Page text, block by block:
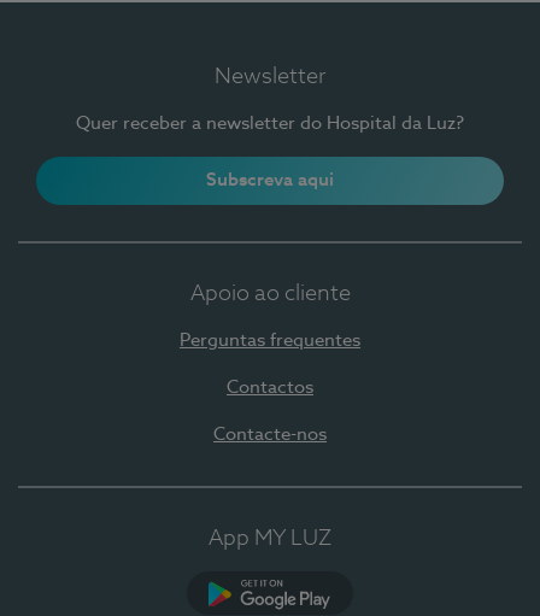
Newsletter
Quer receber a newsletter do Hospital da Luz?
Subscreva aqui
Apoio ao cliente
Perguntas frequentes
Contactos
Contacte-nos
App MY LUZ